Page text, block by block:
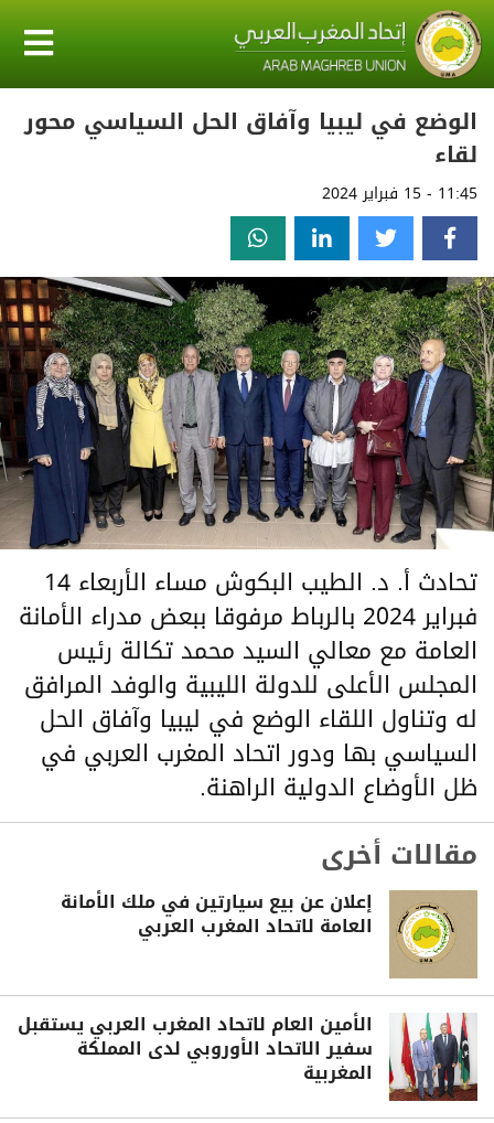
الوضع في ليبيا وآفاق الحل السياسي محور
لقاء
11:45 - 15 فبراير 2024
تحادث أ. د. الطيب البكوش مساء الأربعاء 14
فبراير 2024 بالرباط مرفوقا ببعض مدراء الأمانة
العامة مع معالي السيد محمد تكالة رئيس
المجلس الأعلى للدولة الليبية والوفد المرافق
له وتناول اللقاء الوضع في ليبيا وآفاق الحل
السياسي بها ودور اتحاد المغرب العربي في
ظل الأوضاع الدولية الراهنة.
مقالات أخرى
إعلان عن بيع سيارتين في ملك الأمانة
العامة لاتحاد المغرب العربي
الأمين العام لاتحاد المغرب العربي يستقبل
سفير الاتحاد الأوروبي لدى المملكة
المغربية